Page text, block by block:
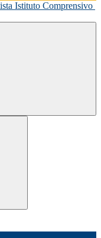
Istituto Comprensivo